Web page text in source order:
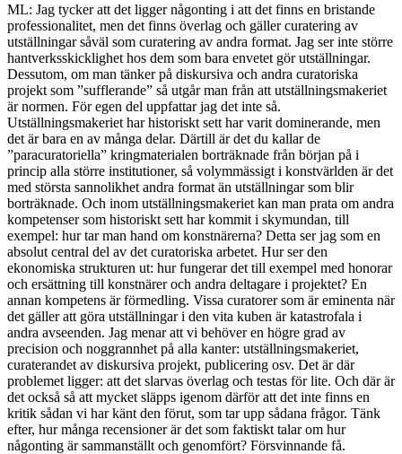
ML: Jag tycker att det ligger någonting i att det finns en bristande
professionalitet, men det finns överlag och gäller curatering av
utställningar såväl som curatering av andra format. Jag ser inte större
hantverksskicklighet hos dem som bara envetet gör utställningar.
Dessutom, om man tänker på diskursiva och andra curatoriska
projekt som ”sufflerande” så utgår man från att utställningsmakeriet
är normen. För egen del uppfattar jag det inte så.
Utställningsmakeriet har historiskt sett har varit dominerande, men
det är bara en av många delar. Därtill är det du kallar de
”paracuratoriella” kringmaterialen borträknade från början på i
princip alla större institutioner, så volymmässigt i konstvärlden är det
med största sannolikhet andra format än utställningar som blir
borträknade. Och inom utställningsmakeriet kan man prata om andra
kompetenser som historiskt sett har kommit i skymundan, till
exempel: hur tar man hand om konstnärerna? Detta ser jag som en
absolut central del av det curatoriska arbetet. Hur ser den
ekonomiska strukturen ut: hur fungerar det till exempel med honorar
och ersättning till konstnärer och andra deltagare i projektet? En
annan kompetens är förmedling. Vissa curatorer som är eminenta när
det gäller att göra utställningar i den vita kuben är katastrofala i
andra avseenden. Jag menar att vi behöver en högre grad av
precision och noggrannhet på alla kanter: utställningsmakeriet,
curaterandet av diskursiva projekt, publicering osv. Det är där
problemet ligger: att det slarvas överlag och testas för lite. Och där är
det också så att mycket släpps igenom därför att det inte finns en
kritik sådan vi har känt den förut, som tar upp sådana frågor. Tänk
efter, hur många recensioner är det som faktiskt talar om hur
någonting är sammanställt och genomfört? Försvinnande få.